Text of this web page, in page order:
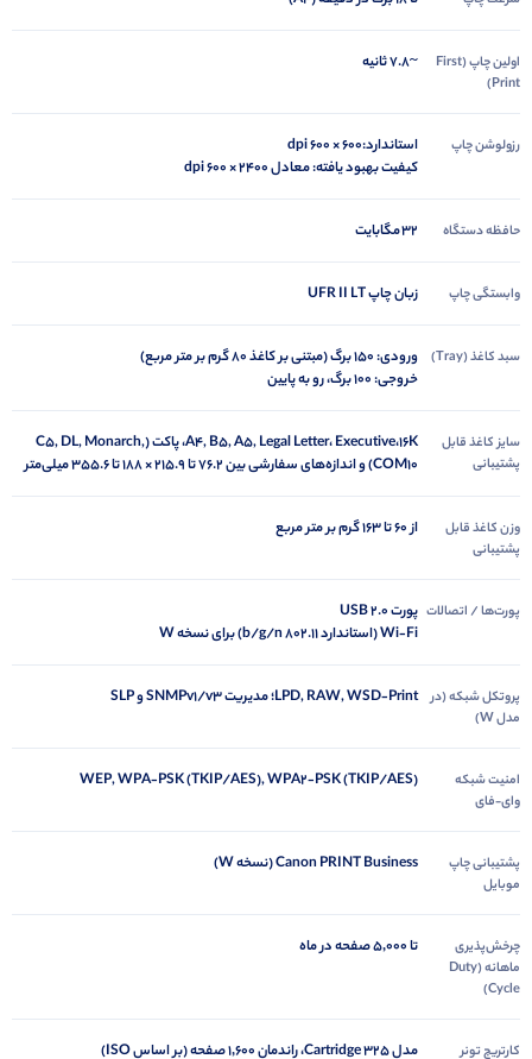
اولین چاپ (First
Print)
~۷.۸ ثانیه
رزولوشن چاپ
استاندارد:600 × 600 dpi
کیفیت بهبود یافته: معادل 2400 × 600 dpi
حافظه دستگاه ۳۲ مگابایت
وابستگی چاپ زبان چاپ UFR II LT
سبد کاغذ (Tray)
ورودی: ۱۵۰ برگ (مبتنی بر کاغذ ۸۰ گرم بر متر مربع)
خروجی: ۱۰۰ برگ، رو به پایین
سایز کاغذ قابل
پشتیبانی
A4, B5, A5, Legal Letter، Executive،16K، پاکت (C5, DL, Monarch,
COM10) و اندازه‌های سفارشی بین 76.2 تا 215.9 × 188 تا 355.6 میلی‌متر
وزن کاغذ قابل
پشتیبانی
از ۶۰ تا ۱۶۳ گرم بر متر مربع
پورت‌ها / اتصالات پورت USB 2.0
Wi‑Fi (استاندارد 802.11 b/g/n) برای نسخه W
پروتکل شبکه (در
مدل W)
LPD, RAW, WSD‑Print؛ مدیریت SNMPv1/v3 و SLP
امنیت شبکه
وای‑فای
WEP, WPA‑PSK (TKIP/AES), WPA2‑PSK (TKIP/AES)
پشتیبانی چاپ
موبایل
Canon PRINT Business (نسخه W)
چرخش‌پذیری
ماهانه (Duty
Cycle)
تا ۵٬۰۰۰ صفحه در ماه
کارتریج تونر مدل Cartridge 325، راندمان ۱٬۶۰۰ صفحه (بر اساس ISO)